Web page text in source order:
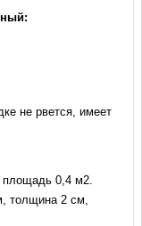
не рвется, имеет
0,4 м2.
толщина 2 см,